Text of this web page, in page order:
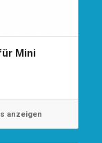
Mini
anzeigen